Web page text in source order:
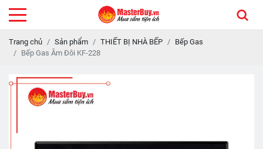
Trang chủ Sản phẩm THIẾT BỊ NHÀ BẾP
Bếp Gas
Bếp Gas Âm Đôi KF-228